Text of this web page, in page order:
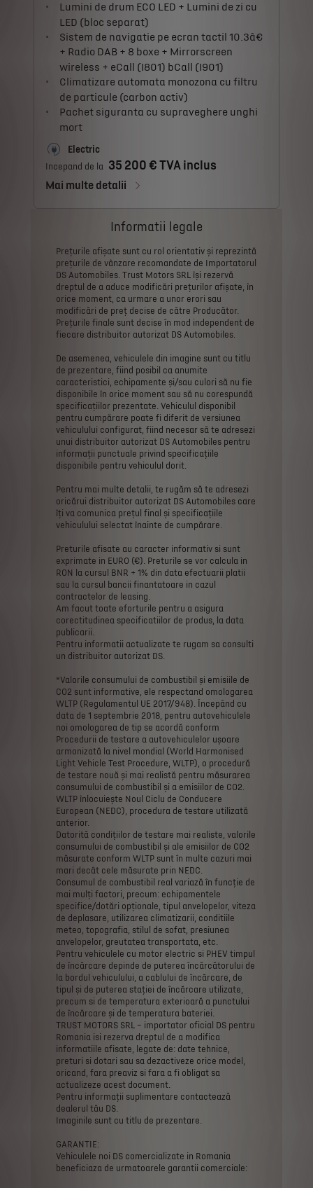
Lumini de drum ECO LED + Lumini de zi cu
LED (bloc separat)
Sistem de navigatie pe ecran tactil 10.3â€
+ Radio DAB + 8 boxe + Mirrorscreen
wireless + eCall (I801) bCall (I901)
Climatizare automata monozona cu filtru
de particule (carbon activ)
Pachet siguranta cu supraveghere unghi
mort
Electric
Incepand de la 35 200 € TVA inclus
Mai multe detalii
Informatii legale
Prețurile afișate sunt cu rol orientativ și reprezintă
prețurile de vânzare recomandate de
Importatorul
DS Automobiles. Trust Motors SRL îşi rezervă
dreptul de a aduce modificări prețurilor afișate, în
orice moment, ca urmare a unor erori sau
modificări de preț decise de către Producător.
Prețurile finale sunt decise în mod independent de
fiecare distribuitor autorizat DS Automobiles.
De asemenea, vehiculele din imagine sunt cu titlu
de prezentare, fiind posibil ca anumite
caracteristici, echipamente și/sau culori să nu fie
disponibile în orice moment sau să nu corespundă
specificațiilor prezentate. Vehiculul disponibil
pentru cumpărare poate fi diferit de versiunea
vehiculului configurat, fiind necesar să te adresezi
unui distribuitor autorizat DS Automobiles pentru
informații punctuale privind specificațiile
disponibile pentru vehiculul dorit.
Pentru mai multe detalii, te rugăm să te adresezi
oricărui distribuitor autorizat DS Automobiles care
îți va comunica prețul final și specificațiile
vehiculului selectat înainte de cumpărare.
Preturile afisate au caracter informativ si sunt
exprimate in EURO (€). Preturile se vor calcula in
RON
la cursul BNR + 1% din data efectuarii platii
sau la cursul bancii finantatoare in cazul
contractelor de leasing.
Am facut toate eforturile pentru a asigura
corectitudinea specificatiilor de produs, la data
publicarii.
Pentru informatii actualizate te rugam sa consulti
un distribuitor autorizat DS.
*Valorile consumului de combustibil și emisiile de
CO2 sunt informative, ele respectand omologarea
WLTP (Regulamentul UE 2017/948). Începând cu
data de 1 septembrie 2018, pentru autovehiculele
noi omologarea de tip se acordă conform
Procedurii de testare a autovehiculelor ușoare
armonizată la nivel mondial (World Harmonised
Light Vehicle Test Procedure, WLTP), o procedură
de testare nouă și mai realistă pentru măsurarea
consumului de combustibil și a emisiilor de CO2.
WLTP înlocuiește Noul Ciclu de Conducere
European (NEDC), procedura de testare utilizată
anterior.
Datorită condițiilor de testare mai realiste, valorile
consumului de combustibil și ale emisiilor de CO2
măsurate conform WLTP sunt în multe cazuri mai
mari decât cele măsurate prin NEDC.
Consumul de combustibil real variază în funcție de
mai mulți factori, precum: echipamentele
specifice/dotări opționale, tipul anvelopelor, viteza
de deplasare, utilizarea climatizarii, conditiile
meteo, topografia, stilul de sofat, presiunea
anvelopelor, greutatea transportata, etc.
Pentru vehiculele cu motor electric si PHEV timpul
de încărcare depinde de puterea încărcătorului de
la bordul vehiculului, a cablului de încărcare, de
tipul și de puterea stației de încărcare utilizate,
precum si de temperatura exterioară a punctului
de încărcare și de temperatura bateriei.
TRUST MOTORS SRL – importator oficial DS pentru
Romania isi rezerva dreptul de a modifica
informatiile afisate, legate de: date tehnice,
preturi si dotari sau sa dezactiveze orice model,
oricand, fara preaviz si fara a fi obligat sa
actualizeze acest document.
Pentru informații suplimentare contactează
dealerul tău DS.
Imaginile sunt cu titlu de prezentare.
GARANTIE:
Vehiculele noi DS comercializate in Romania
beneficiaza de urmatoarele garantii comerciale: